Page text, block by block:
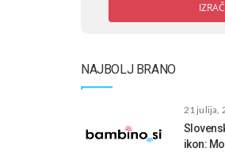
NAJBOLJ BRANO
21 julija,
ikon: